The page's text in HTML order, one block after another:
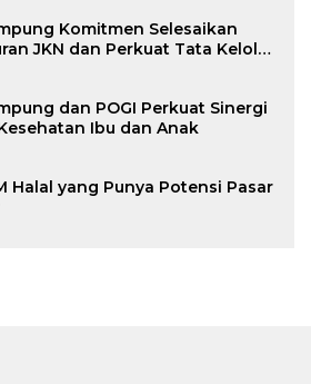
Komitmen Selesaikan
JKN dan Perkuat Tata Kelola
dan POGI Perkuat Sinergi
Ibu dan Anak
Halal yang Punya Potensi Pasar